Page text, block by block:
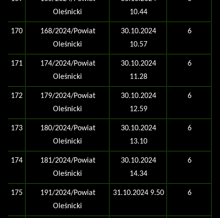
Oleśnicki
10.44
170
168/2024/Powiat
Oleśnicki
30.10.2024
10.57
6
171
174/2024/Powiat
Oleśnicki
30.10.2024
11.28
6
172
179/2024/Powiat
Oleśnicki
30.10.2024
12.59
6
173
180/2024/Powiat
Oleśnicki
30.10.2024
13.10
6
174
181/2024/Powiat
Oleśnicki
30.10.2024
14.34
6
175
191/2024/Powiat
Oleśnicki
31.10.2024 9.50 6